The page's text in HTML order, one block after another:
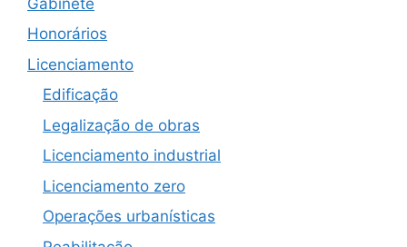
Honorários
Licenciamento
Edificação
Legalização de obras
Licenciamento industrial
Licenciamento zero
Operações urbanísticas